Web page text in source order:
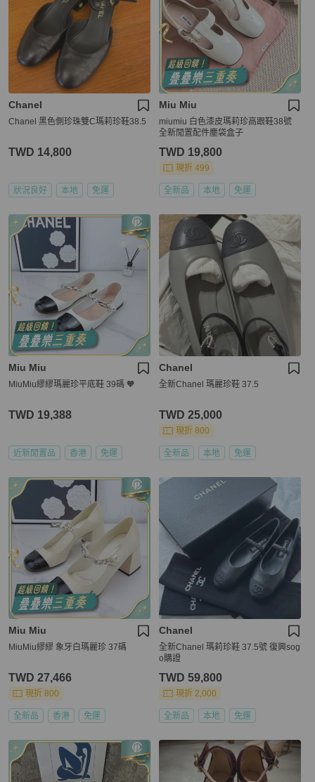
Chanel
Chanel 黑色側珍珠雙C瑪莉珍鞋38.5
TWD 14,800
狀況良好 本地 免運
Miu Miu
miumiu 白色漆皮瑪莉珍高跟鞋38號
全新閒置配件塵袋盒子
TWD 19,800
現折 499
全新品 本地 免運
Miu Miu
MiuMiu繆繆瑪麗珍平底鞋 39碼 🧡
TWD 19,388
近新閒置品 香港 免運
Chanel
全新Chanel 瑪麗珍鞋 37.5
TWD 25,000
現折 800
全新品 本地 免運
Miu Miu
MiuMiu繆繆 象牙白瑪麗珍 37碼
TWD 27,466
現折 800
全新品 香港 免運
Chanel
全新Chanel 瑪莉珍鞋 37.5號 復興sog
o購證
TWD 59,800
現折 2,000
全新品 本地 免運